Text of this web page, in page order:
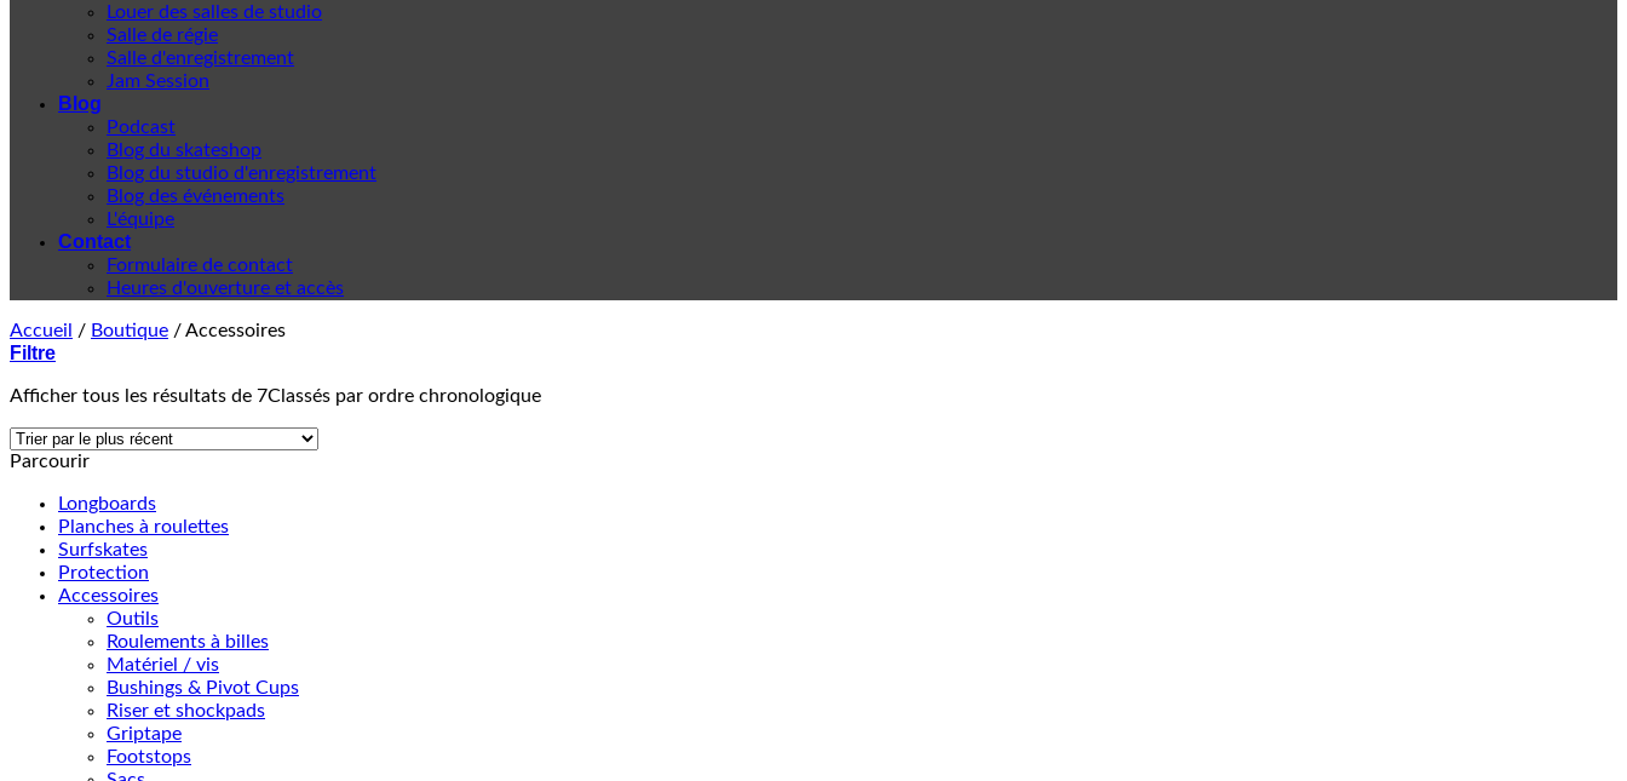
Louer des salles de studio
Salle de régie
Salle d'enregistrement
Jam Session
Blog
Podcast
Blog du skateshop
Blog du studio d'enregistrement
Blog des événements
L'équipe
Contact
Formulaire de contact
Heures d'ouverture et accès
Accueil / Boutique /Accessoires
Filtre
Afficher tous les résultats de 7Classés par ordre chronologique
Parcourir
Longboards
Planches à roulettes
Surfskates
Protection
Accessoires
Outils
Roulements à billes
Matériel / vis
Bushings & Pivot Cups
Riser et shockpads
Griptape
Footstops